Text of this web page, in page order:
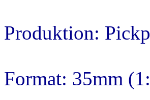
Produktion:
Format: 35mm